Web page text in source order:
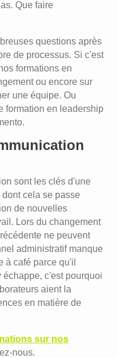
Que faire
questions après
de processus. Si c'est
formations en
ou encore sur
une équipe. Ou
formation en leadership
sont les clés d'une
cela se passe
de nouvelles
Lors du changement
ne peuvent
administratif manque
à café parce qu'il
c'est pourquoi
aient la
en matière de
sur nos
nous.
de
la